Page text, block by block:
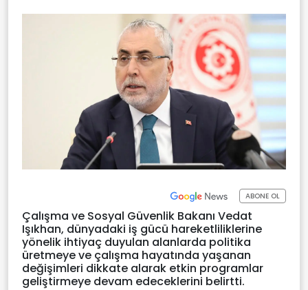
ABONE OL
Çalışma ve Sosyal Güvenlik Bakanı Vedat
Işıkhan, dünyadaki iş gücü hareketliliklerine
yönelik ihtiyaç duyulan alanlarda politika
üretmeye ve çalışma hayatında yaşanan
değişimleri dikkate alarak etkin programlar
geliştirmeye devam edeceklerini belirtti.